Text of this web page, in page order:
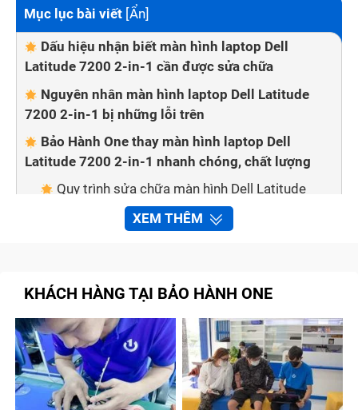
Mục lục bài viết [Ẩn]
Dấu hiệu nhận biết màn hình laptop Dell
Latitude 7200 2-in-1 cần được sửa chữa
Nguyên nhân màn hình laptop Dell Latitude
7200 2-in-1 bị những lỗi trên
Bảo Hành One thay màn hình laptop Dell
Latitude 7200 2-in-1 nhanh chóng, chất lượng
Quy trình sửa chữa màn hình Dell Latitude
7200 2-in-1 tại trung tâm Bảo Hành One
Cam kết với khách hàng khi thay, sửa chữa
Tạm kết
Dấu hiệu nhận biết màn hình laptop
Dell Latitude 7200 2-in-1 cần được sửa
XEM THÊM
KHÁCH HÀNG TẠI BẢO HÀNH ONE